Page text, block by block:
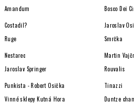
Amandum Bosco Dei
Costadil?
Jaroslav
Ruge
Smrčka
Nestarec
Martin
Jaroslav Springer
Rouvalis
Punkista - Robert Osička
Tinazzi
Vinné sklepy Kutná Hora
Duntze